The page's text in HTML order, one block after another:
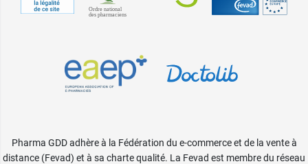
Pharma GDD adhère à la Fédération du e-commerce et de la vente à
distance (Fevad) et à sa charte qualité. La Fevad est membre du réseau